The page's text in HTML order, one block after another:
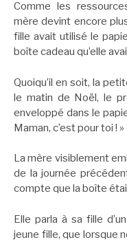
Comme les
mère devint encore
fille avait utilisé le
boîte cadeau qu’elle
Quoiqu’il en soit, la
le matin de Noël, le
enveloppé dans le
Maman, c’est pour toi ! »
La mère visiblement
de la journée
compte que la boîte
Elle parla à sa fille
jeune fille, que lorsque